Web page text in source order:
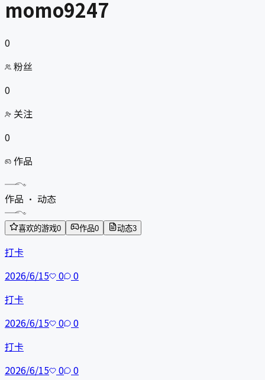
momo9247
0
粉丝
0
关注
0
作品
作品 · 动态
喜欢的游戏0 作品0 动态3
打卡
2026/6/15
0
0
打卡
2026/6/15
0
0
打卡
2026/6/15
0 0